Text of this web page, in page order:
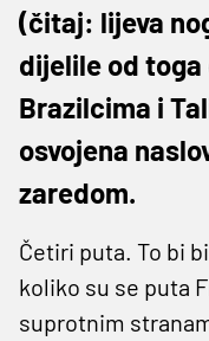
(čitaj: lijeva
dijelile od
Brazilcima i
osvojena
zaredom.
Četiri puta. To bi
koliko su se puta
suprotnim